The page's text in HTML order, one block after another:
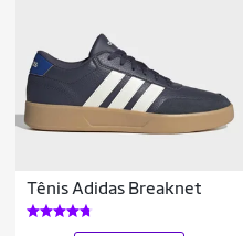
Tênis Adidas Breaknet